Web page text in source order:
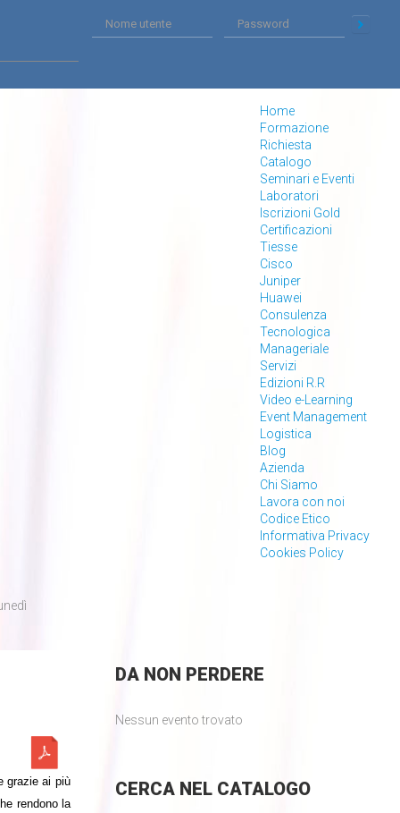
Home
Formazione
Richiesta
Catalogo
Seminari e Eventi
Laboratori
Iscrizioni Gold
Certificazioni
Tiesse
Cisco
Juniper
Huawei
Consulenza
Tecnologica
Manageriale
Servizi
Edizioni R.R
Video e-Learning
Event Management
Logistica
Blog
Azienda
Chi Siamo
Lavora con noi
Codice Etico
Informativa Privacy
Cookies Policy
grazie ai più
rendono la
DANON PERDERE
Nessun evento trovato
CERCANEL CATALOGO